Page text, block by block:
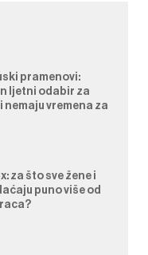
pramenovi:
ljetni odabir za
nemaju vremena za
za što sve žene i
puno više od